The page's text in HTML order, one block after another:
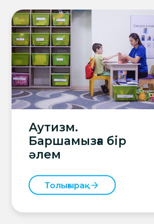
Аутизм.
Баршамызға бір
әлем
Толығырақ